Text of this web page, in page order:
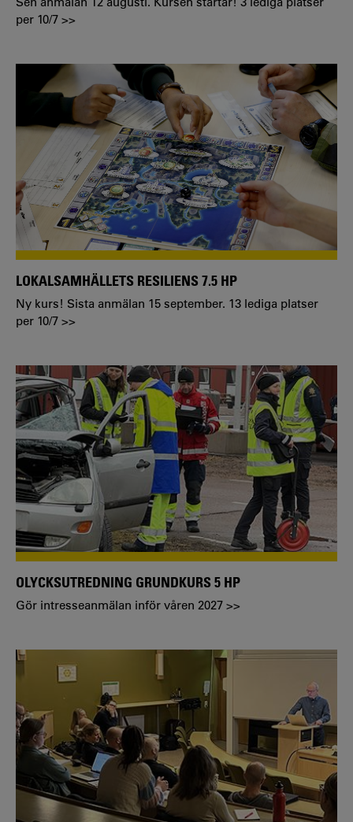
per 10/7 >>
LOKALSAMHÄLLETS RESILIENS 7.5 HP
Ny kurs! Sista anmälan 15 september. 13 lediga platser
per 10/7 >>
OLYCKSUTREDNING GRUNDKURS 5 HP
Gör intresseanmälan inför våren 2027 >>